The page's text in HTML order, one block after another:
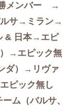
メンバー →
サ→ミラン→
& 日本→エピ
→エピック無
ダ）→リヴァ
ピック無し
ム（バルサ、